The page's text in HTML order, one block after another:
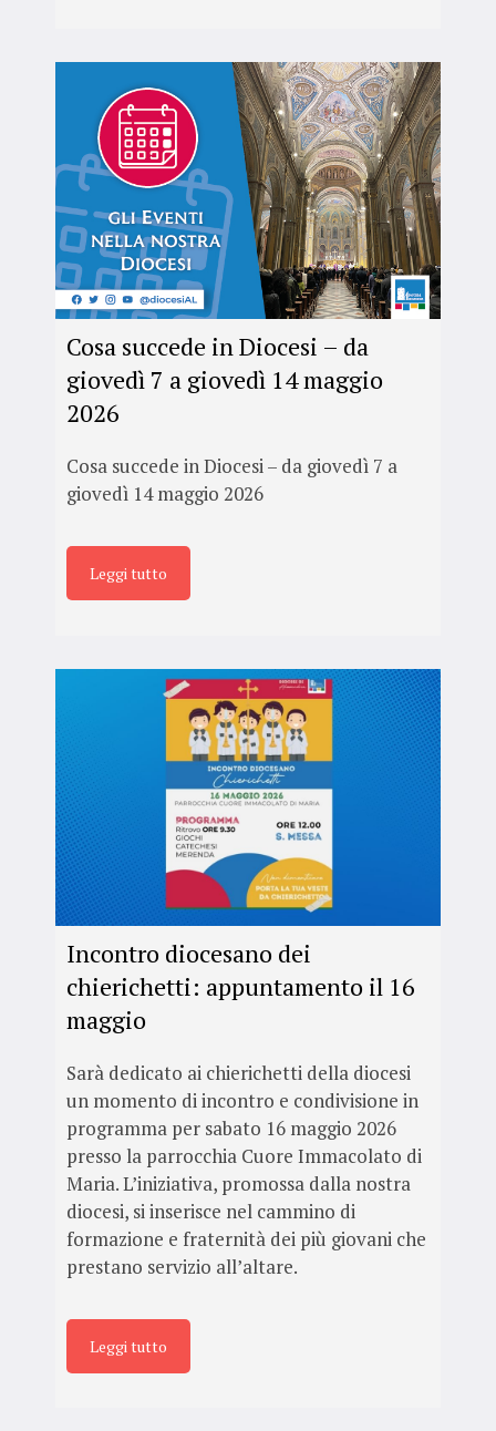
Cosa succede in Diocesi – da
giovedì 7 a giovedì 14 maggio
2026
Cosa succede in Diocesi – da giovedì 7 a
giovedì 14 maggio 2026
Leggi tutto
Incontro diocesano dei
chierichetti: appuntamento il 16
maggio
Sarà dedicato ai chierichetti della diocesi
un momento di incontro e condivisione in
programma per sabato 16 maggio 2026
presso la parrocchia Cuore Immacolato di
Maria. L’iniziativa, promossa dalla nostra
diocesi, si inserisce nel cammino di
formazione e fraternità dei più giovani che
prestano servizio all’altare.
Leggi tutto